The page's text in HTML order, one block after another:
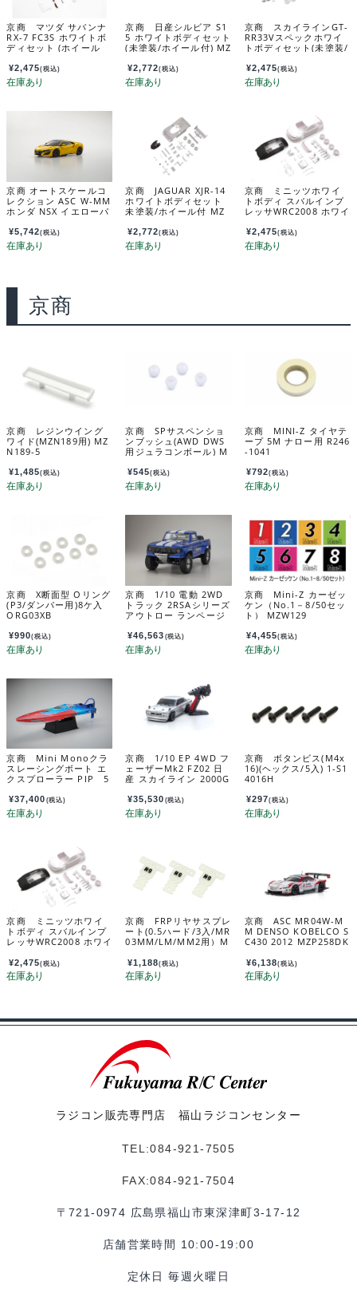
京商 マツダ サバンナ
RX-7 FC3S ホワイトボ
ディセット (ホイール
¥2,475(税込)
京商 日産シルビア S1
5 ホワイトボディセット
(未塗装/ホイール付) MZ
¥2,772(税込)
京商 スカイラインGT-
RR33Vスペックホワイ
トボディセット(未塗装/
¥2,475(税込)
京商 オートスケールコ
レクション ASC W-MM
ホンダ NSX イエローパ
¥5,742(税込)
京商 JAGUAR XJR-14
ホワイトボディセット
未塗装/ホイール付 MZ
¥2,772(税込)
京商 ミニッツホワイ
トボディ スバルインプ
レッサWRC2008 ホワイ
ル付) MZN221
¥2,475(税込)
京商
京商 レジンウイング
ワイド(MZN189用) MZ
N189-5
¥1,485(税込)
京商 SPサスペンショ
ンブッシュ(AWD DWS
用ジュラコンボール) M
¥545(税込)
京商 MINI-Z タイヤテ
ープ 5M ナロー用 R246
-1041
¥792(税込)
京商 X断面型 Oリング
(P3/ダンパー用)8ケ入
ORG03XB
¥990(税込)
京商 1/10 電動 2WD
トラック 2RSAシリーズ
アウトロー ランページ
4365
¥46,563 (税込)
京商 Mini-Z カーゼッ
ケン（No.1－8/50セッ
ト） MZW129
¥4,455(税込)
京商 Mini Monoクラ
スレーシングボート エ
クスプローラー PIP 5
¥37,400 (税込)
京商 1/10 EP 4ＷD フ
ェーザーMk2 FZ02 日
産 スカイライン 2000G
ド・バージョン シルバ
ー 34425T1C
¥35,530 (税込)
京商 ボタンビス(M4x
16)(ヘックス/5入) 1-S1
4016H
¥297(税込)
京商 ミニッツホワイ
トボディ スバルインプ
レッサWRC2008 ホワイ
ル付) MZN221
¥2,475(税込)
京商 FRPリヤサスプレ
ート(0.5ハード/3入/MR
03MM/LM/MM2用）M
¥1,188(税込)
京商 ASC MR04W-M
M DENSO KOBELCO S
C430 2012 MZP258DK
¥6,138(税込)
ラジコン販売専門店 福山ラジコンセンター
TEL:084-921-7505
FAX:084-921-7504
〒721-0974 広島県福山市東深津町3-17-12
店舗営業時間 10:00-19:00
定休日 毎週火曜日